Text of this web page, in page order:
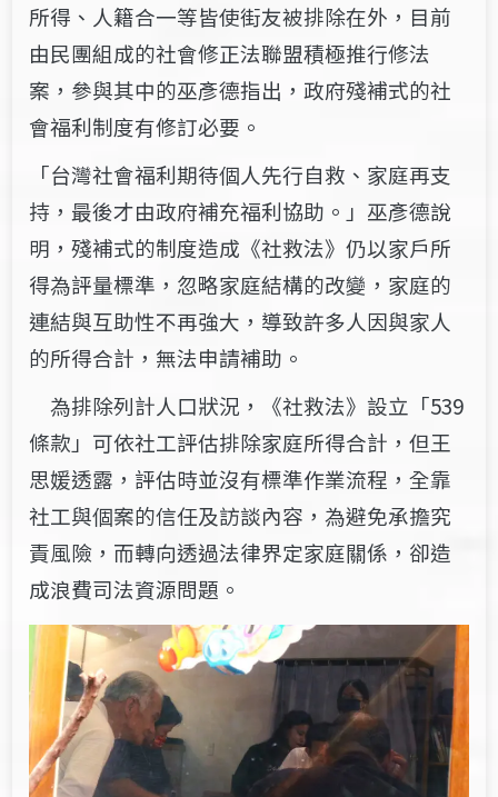
所得、人籍合一等皆使街友被排除在外，目前
由民團組成的社會修正法聯盟積極推行修法
案，參與其中的巫彥德指出，政府殘補式的社
會福利制度有修訂必要。
「台灣社會福利期待個人先行自救、家庭再支
持，最後才由政府補充福利協助。」巫彥德說
明，殘補式的制度造成《社救法》仍以家戶所
得為評量標準，忽略家庭結構的改變，家庭的
連結與互助性不再強大，導致許多人因與家人
的所得合計，無法申請補助。
為排除列計人口狀況，《社救法》設立「539
條款」可依社工評估排除家庭所得合計，但王
思媛透露，評估時並沒有標準作業流程，全靠
社工與個案的信任及訪談內容，為避免承擔究
責風險，而轉向透過法律界定家庭關係，卻造
成浪費司法資源問題。